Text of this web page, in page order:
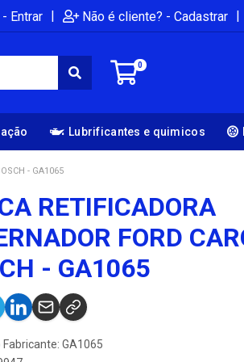
Entrar | Não é cliente? - Cadastrar |
0
Lubrificantes e quimicos
- GA1065
RETIFICADORA
FORD
- GA1065
Fabricante: GA1065